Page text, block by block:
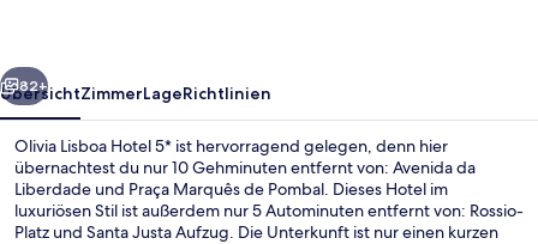
Weiter
82+
ÜbersichtZimmerLageRichtlinien
Olivia Lisboa Hotel 5* ist hervorragend gelegen, denn hier
übernachtest du nur 10 Gehminuten entfernt von: Avenida da
Liberdade und Praça Marquês de Pombal. Dieses Hotel im
luxuriösen Stil ist außerdem nur 5 Autominuten entfernt von: Rossio-
Platz und Santa Justa Aufzug. Die Unterkunft ist nur einen kurzen